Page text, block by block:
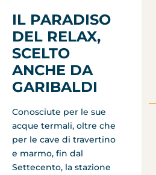
IL PARADISO
DEL RELAX,
SCELTO
ANCHE DA
GARIBALDI
Conosciute per le sue
acque termali, oltre che
per le cave di travertino
e marmo, fin dal
Settecento, la stazione